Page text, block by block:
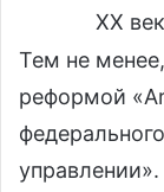
XX
Тем не
реформой